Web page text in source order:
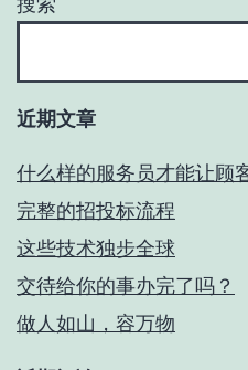
近期文章
什么样的服务员才能让顾
完整的招投标流程
这些技术独步全球
交待给你的事办完了吗？
做人如山，容万物